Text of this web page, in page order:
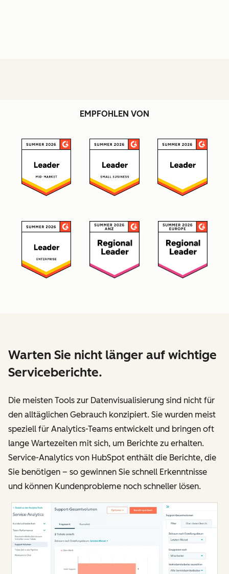
EMPFOHLEN VON
Warten Sie nicht länger auf wichtige
Serviceberichte.
Die meisten Tools zur Datenvisualisierung sind nicht für
den alltäglichen Gebrauch konzipiert. Sie wurden meist
speziell für Analytics-Teams entwickelt und bringen oft
lange Wartezeiten mit sich, um Berichte zu erhalten.
Service-Analytics von HubSpot enthält die Berichte, die
Sie benötigen – so gewinnen Sie schnell Erkenntnisse
und können Kundenprobleme noch schneller lösen.